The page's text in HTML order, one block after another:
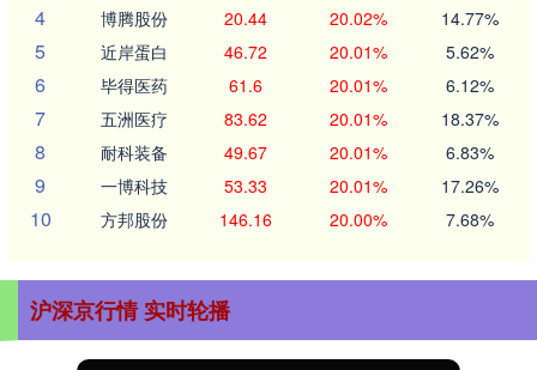
4 博腾股份 20.44 20.02% 14.77%
5 近岸蛋白 46.72 20.01% 5.62%
6 毕得医药 61.6 20.01% 6.12%
7 五洲医疗 83.62 20.01% 18.37%
8 耐科装备 49.67 20.01% 6.83%
9 一博科技 53.33 20.01% 17.26%
10 方邦股份 146.16 20.00% 7.68%
沪深京行情 实时轮播